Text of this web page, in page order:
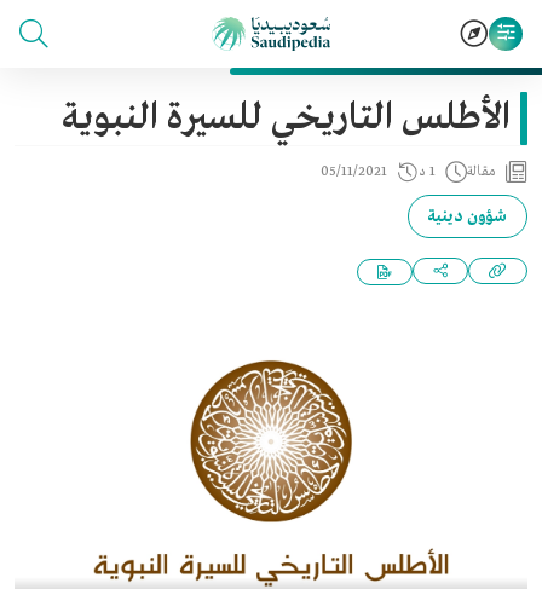
الأطلس التاريخي للسيرة النبوية
مقالة 1 د 05/11/2021
شؤون دينية